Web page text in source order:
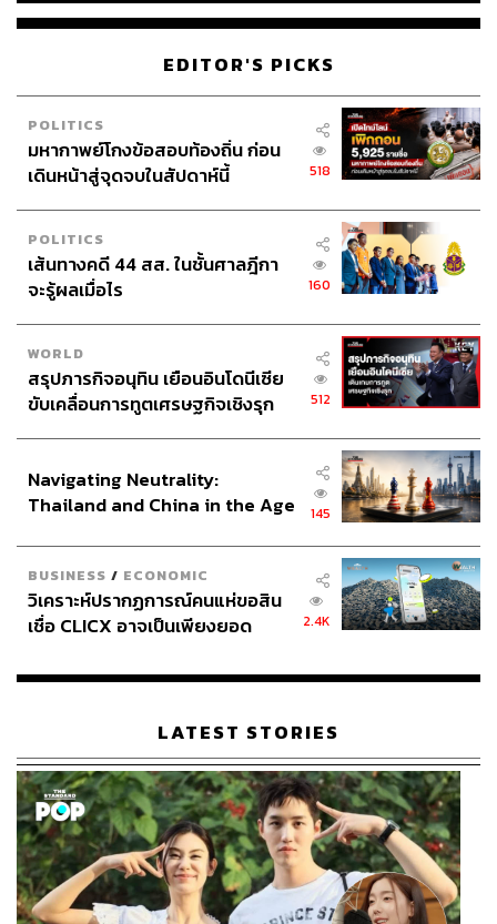
EDITOR'S PICKS
POLITICS
มหากาพย์โกงข้อสอบท้องถิ่น ก่อน
เดินหน้าสู่จุดจบในสัปดาห์นี้
518
POLITICS
เส้นทางคดี 44 สส. ในชั้นศาลฎีกา
จะรู้ผลเมื่อไร
160
WORLD
สรุปภารกิจอนุทิน เยือนอินโดนีเซีย
ขับเคลื่อนการทูตเศรษฐกิจเชิงรุก
512
Navigating Neutrality:
Thailand and China in the Age
145
BUSINESS / ECONOMIC
วิเคราะห์ปรากฏการณ์คนแห่ขอสิน
เชื่อ CLICX อาจเป็นเพียงยอด
เรือนไทยที่ถูกซุกไว้
2.4K
LATEST STORIES